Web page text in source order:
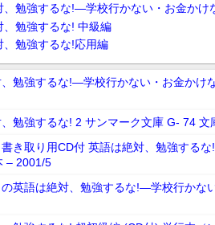
、勉強するな!―学校行かない・お金かけ
、勉強するな! 中級編
、勉強するな!応用編